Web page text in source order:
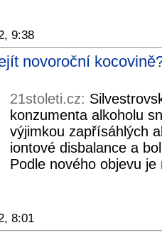
9:38
novoroční
21stoleti.cz:
konzumenta alkoholu
výjimkou zapřísáhlých
iontové disbalance a
Podle nového objevu
8:01